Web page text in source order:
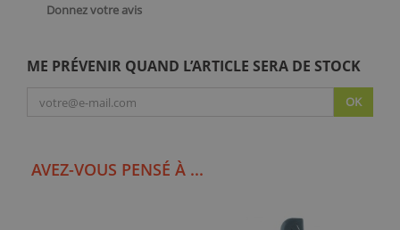
Donnez votre avis
ME PRÉVENIR QUAND L’ARTICLE SERA DE STOCK
OK
AVEZ-VOUS PENSÉ À ...